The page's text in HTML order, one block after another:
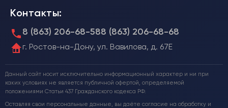
Контакты:
8 (863) 206-68-588 (863) 206-68-68
г. Ростов-на-Дону, ул. Вавилова, д. 67Е
Данный сайт носит исключительно информационный характер и ни при
каких условиях не является публичной офертой, определяемой
положениями Статьи 437 Гражданского кодекса РФ.
Оставляя свои персональные данные, вы даёте согласие на обработку и